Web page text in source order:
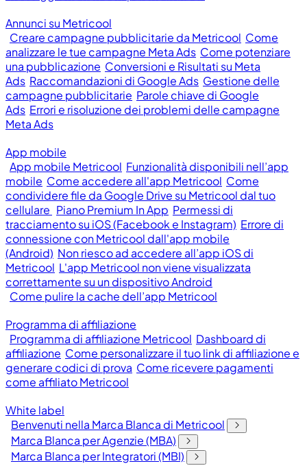
Annunci su Metricool
Creare campagne pubblicitarie da Metricool Come
analizzare le tue campagne Meta Ads Come potenziare
una pubblicazione Conversioni e Risultati su Meta
Ads Raccomandazioni di Google Ads Gestione delle
campagne pubblicitarie Parole chiave di Google
Ads Errori e risoluzione dei problemi delle campagne
Meta Ads
App mobile
App mobile Metricool Funzionalità disponibili nell’app
mobile Come accedere all'app Metricool Come
condividere file da Google Drive su Metricool dal tuo
cellulare Piano Premium In App Permessi di
tracciamento su iOS (Facebook e Instagram) Errore di
connessione con Metricool dall'app mobile
(Android) Non riesco ad accedere all’app iOS di
Metricool L'app Metricool non viene visualizzata
correttamente su un dispositivo Android
Come pulire la cache dell’app Metricool
Programma di affiliazione
Programma di affiliazione Metricool Dashboard di
affiliazione Come personalizzare il tuo link di affiliazione e
generare codici di prova Come ricevere pagamenti
come affiliato Metricool
White label
Benvenuti nella Marca Blanca di Metricool
Marca Blanca per Agenzie (MBA)
Marca Blanca per Integratori (MBI)